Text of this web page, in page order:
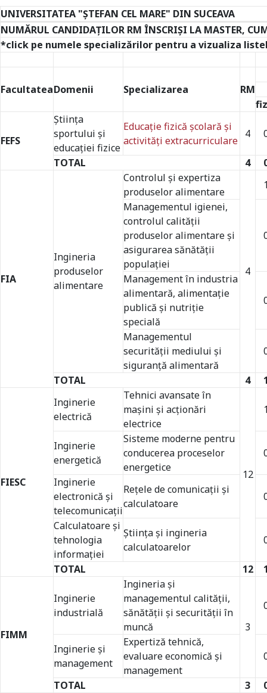
UNIVERSITATEA "ŞTEFAN CEL MARE" DIN SUCEAVA
NUMĂRUL CANDIDAŢILOR RM ÎNSCRIŞI LA MASTER,
*click pe numele specializărilor pentru a vizualiza
FacultateaDomenii Specializarea
RM
FEFS
Ştiinţa
sportului și
educației fizice
Educație fizică școlară și
activități extracurriculare
4
TOTAL 4
FIA
Ingineria
produselor
alimentare
Controlul şi expertiza
produselor alimentare
4
Managementul igienei,
controlul calităţii
produselor alimentare şi
asigurarea sănătăţii
populaţiei
Management în industria
alimentară, alimentaţie
publică şi nutriţie
specială
Managementul
securității mediului și
siguranță alimentară
TOTAL 4
FIESC
Inginerie
electrică
Tehnici avansate în
maşini şi acţionări
electrice
12
Inginerie
energetică
Sisteme moderne pentru
conducerea proceselor
energetice
Inginerie
electronică şi
telecomunicaţii
Reţele de comunicaţii şi
calculatoare
Calculatoare și
tehnologia
informației
Ştiinţa şi ingineria
calculatoarelor
TOTAL 12
FIMM
Inginerie
industrială
Ingineria şi
managementul calității,
sănătăţii și securităţii în
muncă
3
Inginerie şi
management
Expertiză tehnică,
evaluare economică și
management
TOTAL 3